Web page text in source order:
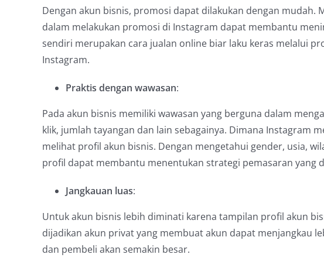
Dengan akun bisnis, promosi dapat dilakukan dengan mudah.
dalam melakukan promosi di Instagram dapat membantu
sendiri merupakan cara jualan online biar laku keras melalui
Instagram.
Praktis dengan wawasan:
Pada akun bisnis memiliki wawasan yang berguna dalam
klik, jumlah tayangan dan lain sebagainya. Dimana Instagram
melihat profil akun bisnis. Dengan mengetahui gender, usia,
profil dapat membantu menentukan strategi pemasaran yang
Jangkauan luas:
Untuk akun bisnis lebih diminati karena tampilan profil akun
dijadikan akun privat yang membuat akun dapat menjangkau
dan pembeli akan semakin besar.